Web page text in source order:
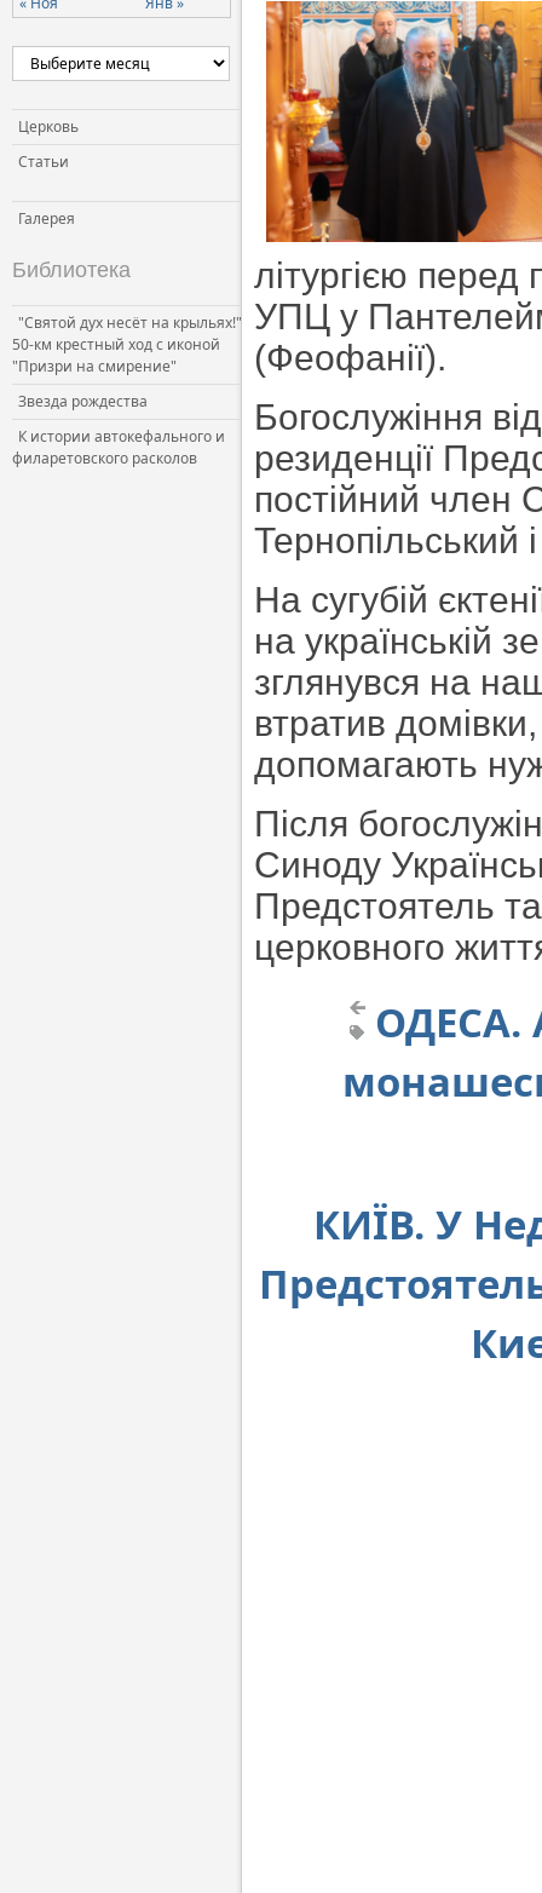
Церковь и власть
Церковь и общество
Церковь и СМИ
Церковь
Статьи
Галерея
Библиотека
"Святой дух несёт на крыльях!"
50-км крестный ход с иконой
"Призри на смирение"
Звезда рождества
К истории автокефального и
филаретовского расколов
літургією
УПЦ у
(Феофанії).
Богослужіння
резиденції
постійний член
Тернопільський
На сугубій
на українській
зглянувся на
втратив
допомагають
Після
Синоду
Предстоятель
церковного
ОДЕСА.
КИЇВ. У